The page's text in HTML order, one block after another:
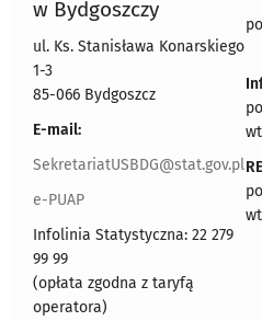
w Bydgoszczy
ul. Ks. Stanisława Konarskiego
1-3
85-066 Bydgoszcz
E-mail:
SekretariatUSBDG@stat.gov.pl
e-PUAP
Infolinia Statystyczna: 22 279
99 99
(opłata zgodna z taryfą
operatora)